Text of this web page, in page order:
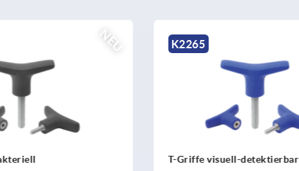
NEU K2265
T-Griffe visuell-detektierbar